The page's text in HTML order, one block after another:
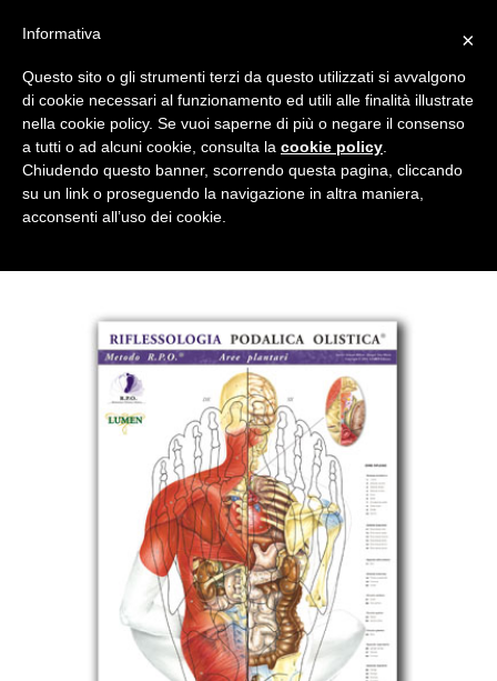
contenuti
NEWSLETTER
SALUTE E BENESSERE / COLLANA RIFLESSOLOGIA - RPO
POSTER RIFLESSOLOGIA
×
Informativa
Questo sito o gli strumenti terzi da questo utilizzati si avvalgono
di cookie necessari al funzionamento ed utili alle finalità illustrate
nella cookie policy. Se vuoi saperne di più o negare il consenso
a tutti o ad alcuni cookie, consulta la cookie policy
Chiudendo questo banner, scorrendo questa pagina, cliccando
su un link o proseguendo la navigazione in altra maniera,
acconsenti all’uso dei cookie.